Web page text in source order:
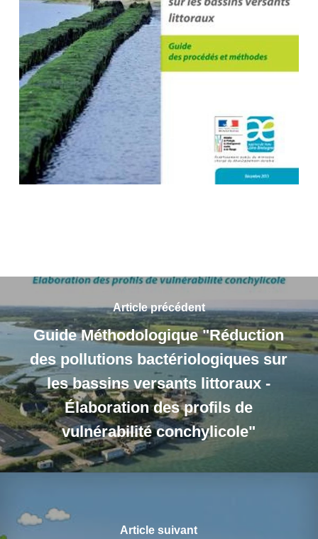
Article précédent
Guide Méthodologique "Réduction
des pollutions bactériologiques sur
les bassins versants littoraux -
Élaboration des profils de
vulnérabilité conchylicole"
Article suivant